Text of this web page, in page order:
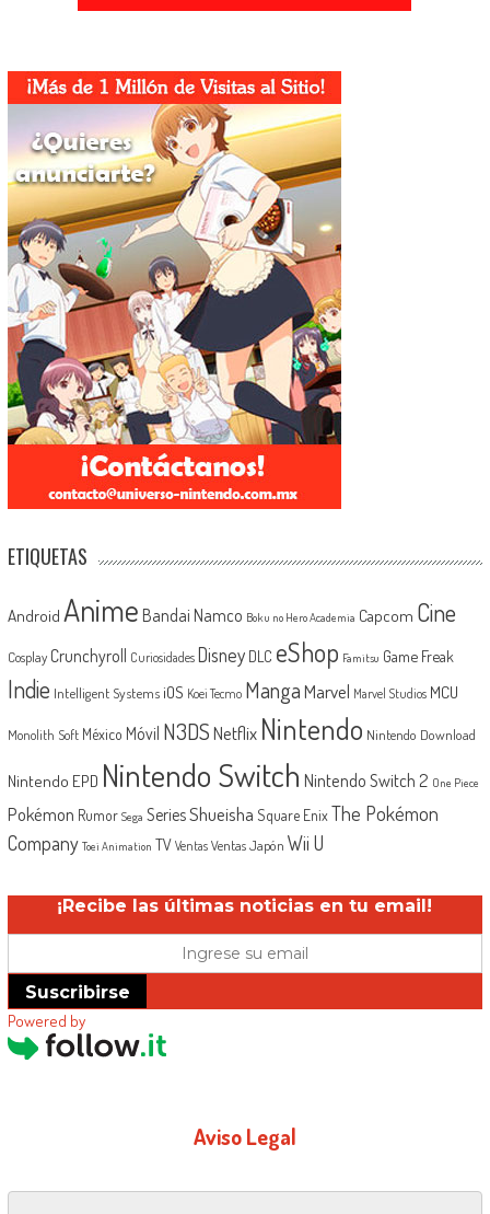
ETIQUETAS
Android Anime Bandai Namco Boku no Hero Academia Capcom Cine
Cosplay Crunchyroll Curiosidades Disney DLC eShop Famitsu Game Freak
Indie Intelligent Systems iOS Koei Tecmo MangaMarvel Marvel Studios MCU
Monolith Soft México Móvil N3DSNetflix Nintendo Nintendo Download
Nintendo EPD Nintendo Switch Nintendo Switch 2 One Piece
Pokémon Rumor Sega SeriesShueisha Square EnixThe Pokémon
Company Toei Animation TV Ventas Ventas Japón Wii U
¡Recibe las últimas noticias en tu email!
Suscribirse
Powered by
Aviso Legal